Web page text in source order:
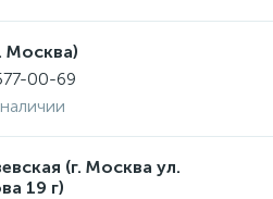
Москва)
00-69
(г. Москва ул.
19 г)